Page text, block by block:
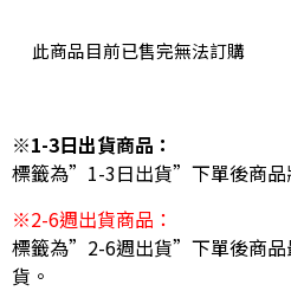
此商品目前已售完無法訂購
※1-3日出貨商品：
標籤為”1-3日出貨”下單後商品
※2-6週出貨商品：
標籤為”2-6週出貨”下單後商品
貨。